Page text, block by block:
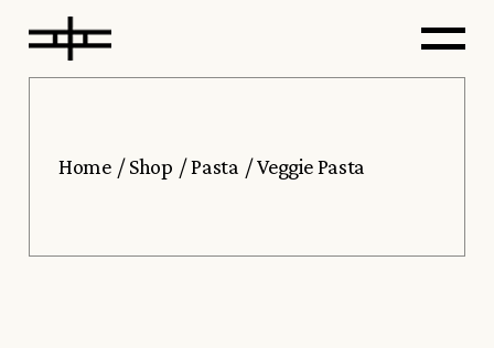
Home Shop Pasta Veggie Pasta